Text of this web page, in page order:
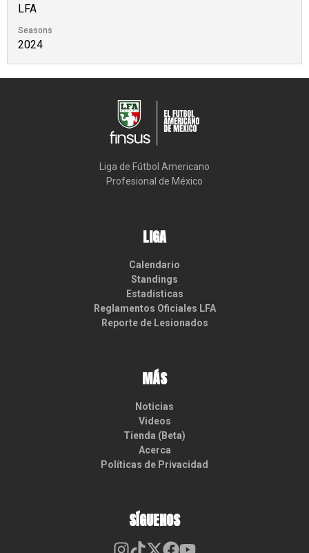
LFA
Seasons
2024
Liga de Fútbol Americano
Profesional de México
LIGA
Calendario
Standings
Estadísticas
Reglamentos Oficiales LFA
Reporte de Lesionados
MÁS
Noticias
Videos
Tienda (Beta)
Acerca
Políticas de Privacidad
SÍGUENOS